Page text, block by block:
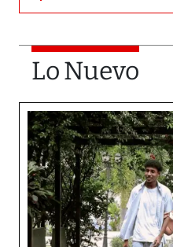
Lo Nuevo